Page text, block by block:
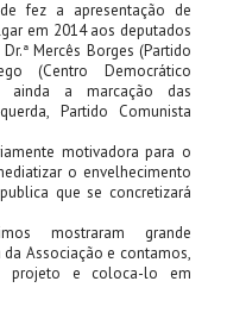
fez a apresentação de
em 2014 aos deputados
Mercês Borges (Partido
(Centro Democrático
ainda a marcação das
Partido Comunista
motivadora para o
o envelhecimento
que se concretizará
mostraram grande
Associação e contamos,
projeto e coloca-lo em